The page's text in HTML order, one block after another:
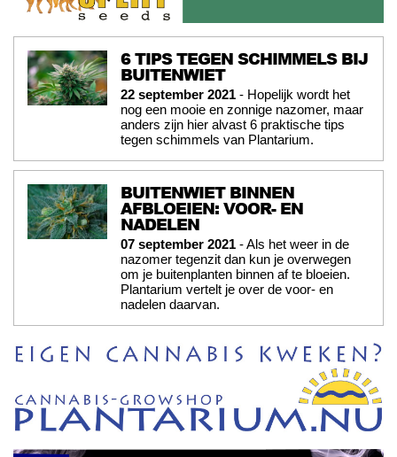
6 TIPS TEGEN SCHIMMELS BIJ
BUITENWIET
22 september 2021 - Hopelijk wordt het
nog een mooie en zonnige nazomer, maar
anders zijn hier alvast 6 praktische tips
tegen schimmels van Plantarium.
BUITENWIET BINNEN
AFBLOEIEN: VOOR- EN
NADELEN
07 september 2021 - Als het weer in de
nazomer tegenzit dan kun je overwegen
om je buitenplanten binnen af te bloeien.
Plantarium vertelt je over de voor- en
nadelen daarvan.